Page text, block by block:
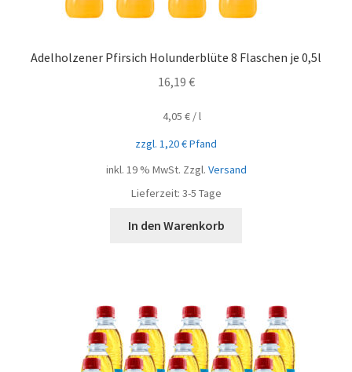
Adelholzener Pfirsich Holunderblüte 8 Flaschen je 0,5l
16,19 €
4,05 €/l
zzgl. 1,20€Pfand
inkl. 19 % MwSt. Zzgl. Versand
Lieferzeit: 3-5 Tage
In den Warenkorb